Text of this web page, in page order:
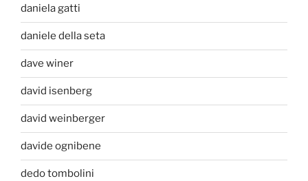
daniela gatti
daniele della seta
dave winer
david isenberg
david weinberger
davide ognibene
dedo tombolini